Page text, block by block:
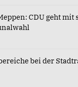
CDU geht mit
bei der